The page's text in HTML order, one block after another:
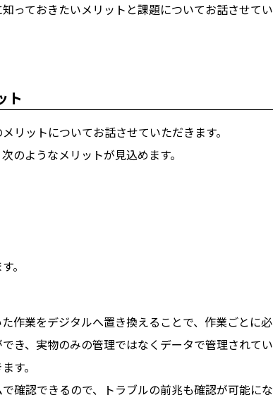
っておきたいメリットと課題についてお話させてい
ト
リットについてお話させていただきます。
のようなメリットが見込めます。
。
作業をデジタルへ置き換えることで、作業ごとに
き、実物のみの管理ではなくデータで管理されて
す。
確認できるので、トラブルの前兆も確認が可能に